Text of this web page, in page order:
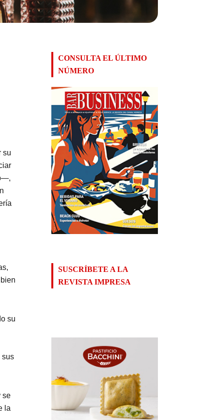
su
su
sus
se
la
CONSULTA EL ÚLTIMO
NÚMERO
SUSCRÍBETE A LA
REVISTA IMPRESA